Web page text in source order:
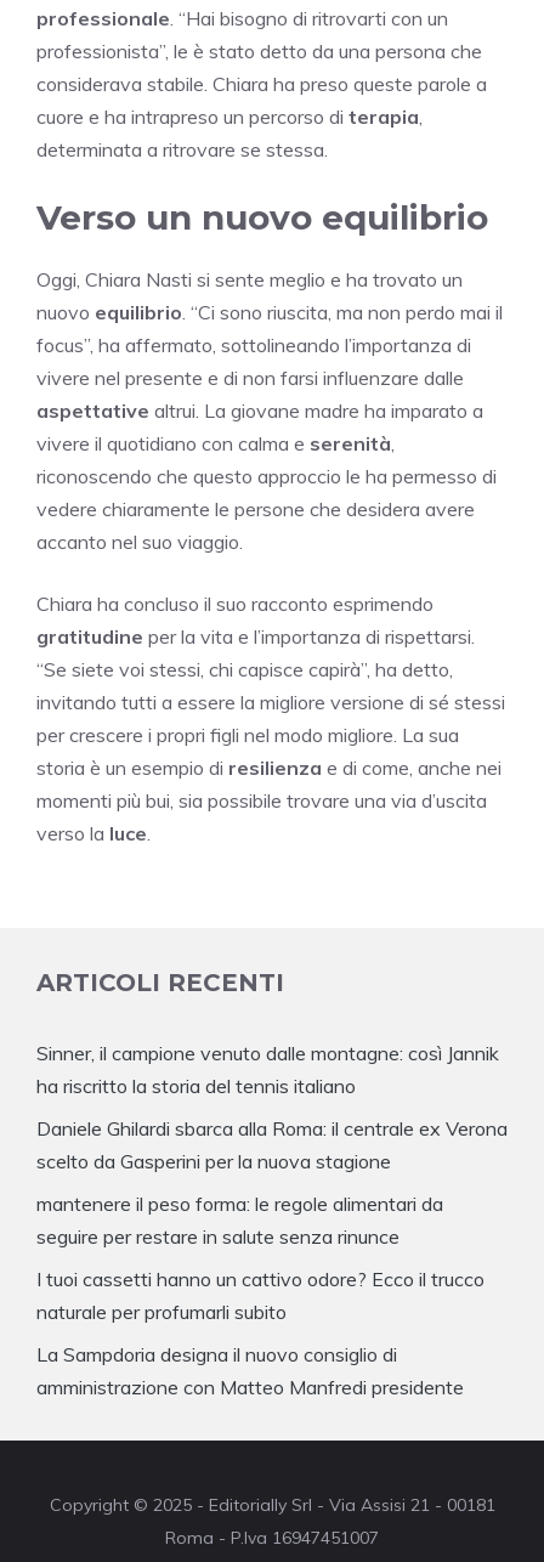
professionale. “Hai bisogno di ritrovarti con un
professionista”, le è stato detto da una persona che
considerava stabile. Chiara ha preso queste parole a
cuore e ha intrapreso un percorso di terapia,
determinata a ritrovare se stessa.
Verso un nuovo equilibrio
Oggi, Chiara Nasti si sente meglio e ha trovato un
nuovo equilibrio. “Ci sono riuscita, ma non perdo mai il
focus”, ha affermato, sottolineando l’importanza di
vivere nel presente e di non farsi influenzare dalle
aspettative altrui. La giovane madre ha imparato a
vivere il quotidiano con calma e serenità,
riconoscendo che questo approccio le ha permesso di
vedere chiaramente le persone che desidera avere
accanto nel suo viaggio.
Chiara ha concluso il suo racconto esprimendo
gratitudine per la vita e l’importanza di rispettarsi.
“Se siete voi stessi, chi capisce capirà”, ha detto,
invitando tutti a essere la migliore versione di sé stessi
per crescere i propri figli nel modo migliore. La sua
storia è un esempio di resilienza e di come, anche nei
momenti più bui, sia possibile trovare una via d’uscita
verso la luce.
ARTICOLI RECENTI
Sinner, il campione venuto dalle montagne: così Jannik
ha riscritto la storia del tennis italiano
Daniele Ghilardi sbarca alla Roma: il centrale ex Verona
scelto da Gasperini per la nuova stagione
mantenere il peso forma: le regole alimentari da
seguire per restare in salute senza rinunce
I tuoi cassetti hanno un cattivo odore? Ecco il trucco
naturale per profumarli subito
La Sampdoria designa il nuovo consiglio di
amministrazione con Matteo Manfredi presidente
Copyright © 2025 - Editorially Srl - Via Assisi 21 - 00181
Roma - P.Iva 16947451007